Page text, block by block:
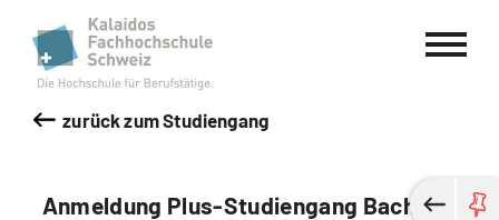
Kalaidos Fachhochschule Schweiz
zurück zum Studiengang
Anmeldung Plus-Studiengang Bachelor